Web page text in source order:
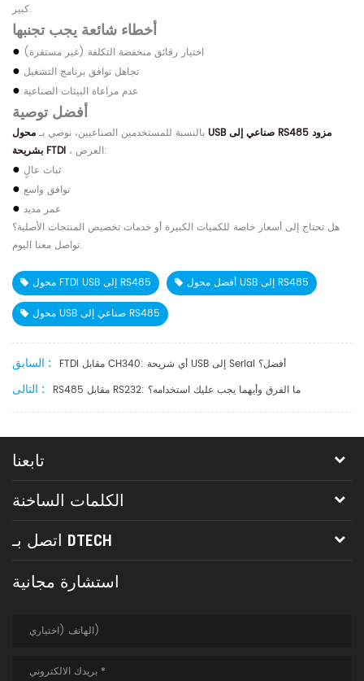
كبير.
أخطاء شائعة يجب تجنبها
● اختيار رقائق منخفضة التكلفة (غير مستقرة)
● تجاهل توافق برنامج التشغيل
● عدم مراعاة البيئات الصناعية
أفضل توصية
بالنسبة للمستخدمين الصناعيين، نوصي بـ محول USB صناعي إلى RS485 مزود
بشريحة FTDI
، العرض:
● ثبات عالٍ
● توافق واسع
● عمر مديد
هل تحتاج إلى أسعار خاصة للكميات الكبيرة أو خدمات تخصيص المنتجات الأصلية؟
تواصل معنا اليوم.
محول FTDI USB إلى RS485
أفضل محول USB إلى RS485
محول USB صناعي إلى RS485
السابق : FTDI مقابل CH340: أي شريحة USB إلى Serial أفضل؟
التالى : RS485 مقابل RS232: ما الفرق وأيهما يجب عليك استخدامه؟
تابعنا
الكلمات الساخنة
اتصل بـ DTECH
استشارة مجانية